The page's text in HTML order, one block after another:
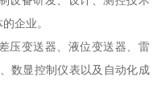
企业。
压变送器、液位变送器、雷
数显控制仪表以及自动化成